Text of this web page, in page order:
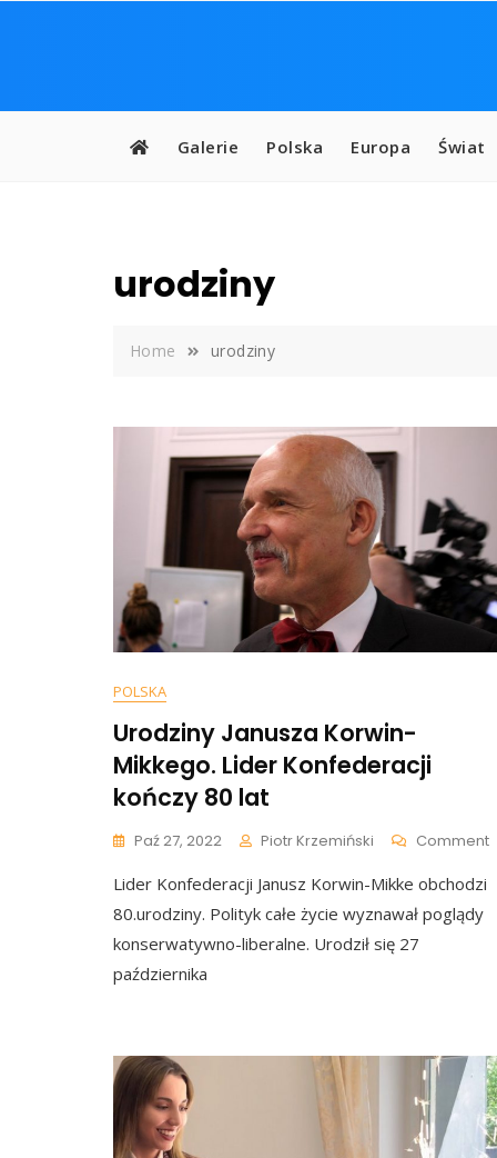
Galerie Polska Europa Świat
urodziny
Home urodziny
POLSKA
Urodziny Janusza Korwin-
Mikkego. Lider Konfederacji
kończy 80 lat
Paź 27, 2022 Piotr Krzemiński Comment
Lider Konfederacji Janusz Korwin-Mikke obchodzi
80.urodziny. Polityk całe życie wyznawał poglądy
konserwatywno-liberalne. Urodził się 27
października